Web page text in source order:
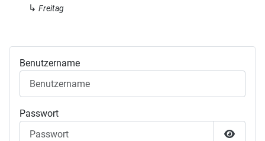
↳ Freitag
Benutzername
Passwort